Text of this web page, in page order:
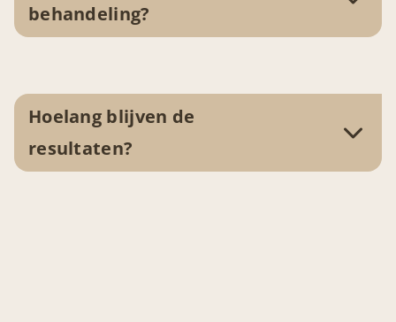
behandeling?
Hoelang blijven de
resultaten?